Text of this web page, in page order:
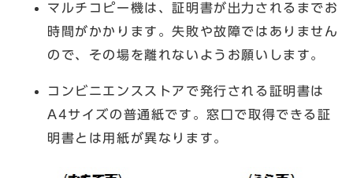
マルチコピー機は、証明書が出力されるまでお
時間がかかります。失敗や故障ではありません
ので、その場を離れないようお願いします。
コンビニエンスストアで発行される証明書は
A4サイズの普通紙です。窓口で取得できる証
明書とは用紙が異なります。